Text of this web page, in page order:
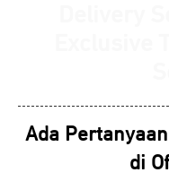
Ada
di